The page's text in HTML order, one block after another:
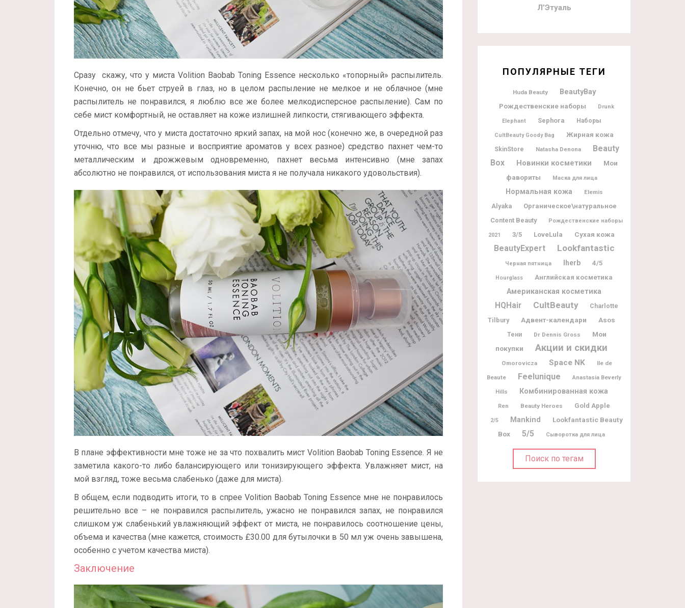
Сразу скажу, что у миста Volition Baobab Toning Essence несколько «топорный» распылитель.
Конечно, он не бьет струей в глаз, но в целом распыление не мелкое и не облачное (мне
распылитель не понравился, я люблю все же более мелкодисперсное распыление). Сам по
себе мист комфортный, не оставляет на коже излишней липкости, стягивающего эффекта.
Отдельно отмечу, что у миста достаточно яркий запах, на мой нос (конечно же, в очередной раз
уточню, что все мы разные и восприятие ароматов у всех разное) средство пахнет чем-то
металлическим и дрожжевым одновременно, пахнет весьма интенсивно (мне запах
абсолютно не понравился, от использования миста я не получала никакого удовольствия).
В плане эффективности мне тоже не за что похвалить мист Volition Baobab Toning Essence. Я не
заметила какого-то либо балансирующего или тонизирующего эффекта. Увлажняет мист, на
мой взгляд, тоже весьма слабенько (даже для миста).
В общем, если подводить итоги, то в спрее Volition Baobab Toning Essence мне не понравилось
решительно все – не понравился распылитель, ужасно не понравился запах, не понравился
слишком уж слабенький увлажняющий эффект от миста, не понравилось соотношение цены,
объема и качества (мне кажется, стоимость £30.00 для бутылочки в 50 мл уж очень завышена,
особенно с учетом качества миста).
Заключение
Л’Этуаль
ПОПУЛЯРНЫЕ ТЕГИ
Huda Beauty BeautyBay
Рождественские наборы Drunk
Elephant Sephora Наборы
CultBeauty Goody Bag Жирная кожа
SkinStore Natasha Denona
Beauty
Box
Новинки косметики
Мои
фавориты
Маска для лица
Нормальная кожа Elemis
Alyaka
Органическое\натуральное
Content Beauty
Рождественские наборы
2021 3/5 LoveLula Сухая кожа
BeautyExpert Lookfantastic
Черная пятница Iherb 4/5
Hourglass Английская косметика
Американская косметика
HQHair CultBeauty
Charlotte
Tilbury
Адвент-календари Asos
Тени Dr Dennis Gross
Мои
покупки
Акции и скидки
Omorovicza Space NK
Ile de
Beaute
Feelunique Anastasia Beverly
Hills Комбинированная кожа
Ren Beauty Heroes Gold Apple
2/5 Mankind
Lookfantastic Beauty
Box
5/5 Сыворотка для лица
Поиск по тегам